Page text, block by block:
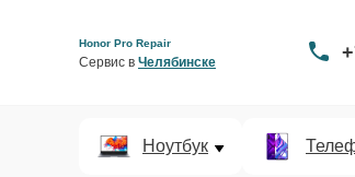
Honor Pro Repair
Сервис в Челябинске
Ноутбук